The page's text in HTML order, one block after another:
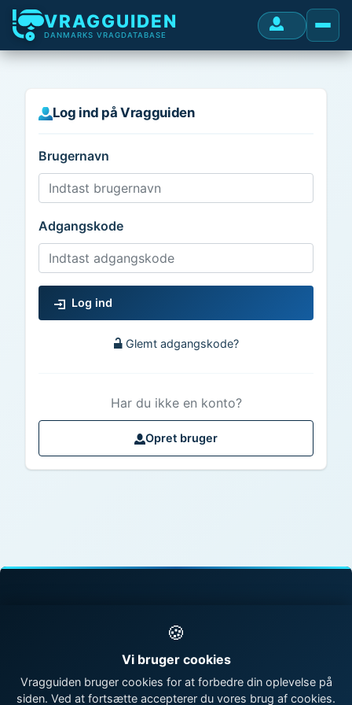
VRAGGUIDEN
DANMARKS VRAGDATABASE
Log ind på Vragguiden
Brugernavn
Adgangskode
Log ind
Glemt adgangskode?
Har du ikke en konto?
Opret bruger
vragdatabase
| Om Vragguiden
🍪
Vi bruger cookies
Vragguiden bruger cookies for at forbedre din oplevelse på
siden. Ved at fortsætte accepterer du vores brug af cookies.